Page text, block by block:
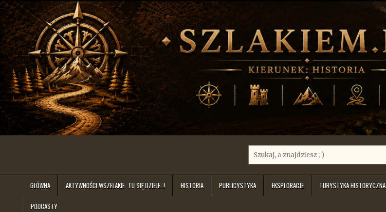
Skip
content
for:
GŁÓWNA AKTYWNOŚCI WSZELAKIE -TU SIĘ DZIEJE…! HISTORIA PUBLICYSTYKA EKSPLORACJE TURYSTYKA HISTORYCZNA
PODCASTY